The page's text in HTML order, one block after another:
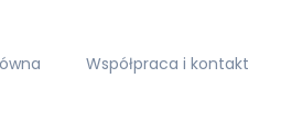
Współpraca i kontakt